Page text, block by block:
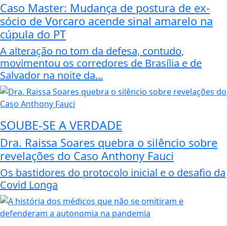
Caso Master: Mudança de postura de ex-
sócio de Vorcaro acende sinal amarelo na
cúpula do PT
A alteração no tom da defesa, contudo,
movimentou os corredores de Brasília e de
Salvador na noite da...
SOUBE-SE A VERDADE
Dra. Raissa Soares quebra o silêncio sobre
revelações do Caso Anthony Fauci
Os bastidores do protocolo inicial e o desafio da
Covid Longa